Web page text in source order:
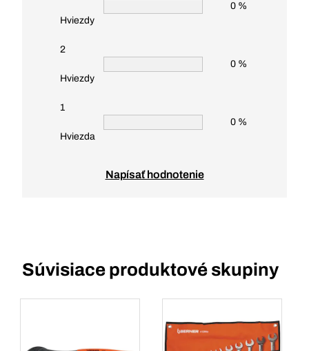
Hviezdy
0 %
2
Hviezdy
0 %
1
Hviezda
0 %
Napísať hodnotenie
Súvisiace produktové skupiny